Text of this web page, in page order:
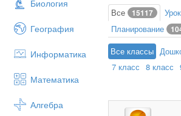
Биология
География
Информатика
Математика
Алгебра
Все 15117
Планирование
Все классы
7 класс 8 класс